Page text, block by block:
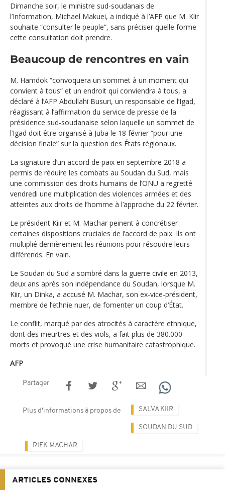
Dimanche soir, le ministre sud-soudanais de
l’Information, Michael Makuei, a indiqué à l’AFP que M. Kiir
souhaite “consulter le peuple”, sans préciser quelle forme
cette consultation doit prendre.
Beaucoup de rencontres en vain
M. Hamdok “convoquera un sommet à un moment qui
convient à tous” et un endroit qui conviendra à tous, a
déclaré à l’AFP Abdullahi Busuri, un responsable de l’Igad,
réagissant à l’affirmation du service de presse de la
présidence sud-soudanaise selon laquelle un sommet de
l’Igad doit être organisé à Juba le 18 février “pour une
décision finale” sur la question des États régionaux.
La signature d’un accord de paix en septembre 2018 a
permis de réduire les combats au Soudan du Sud, mais
une commission des droits humains de l’ONU a regretté
vendredi une multiplication des violences armées et des
atteintes aux droits de l’homme à l’approche du 22 février.
Le président Kiir et M. Machar peinent à concrétiser
certaines dispositions cruciales de l’accord de paix. Ils ont
multiplié dernièrement les réunions pour résoudre leurs
différends. En vain.
Le Soudan du Sud a sombré dans la guerre civile en 2013,
deux ans après son indépendance du Soudan, lorsque M.
Kiir, un Dinka, a accusé M. Machar, son ex-vice-président,
membre de l’ethnie nuer, de fomenter un coup d‘État.
Le conflit, marqué par des atrocités à caractère ethnique,
dont des meurtres et des viols, a fait plus de 380.000
morts et provoqué une crise humanitaire catastrophique.
AFP
Partager
Plus d'informations à propos de SALVA KIIR
SOUDAN DU SUD
RIEK MACHAR
ARTICLES CONNEXES